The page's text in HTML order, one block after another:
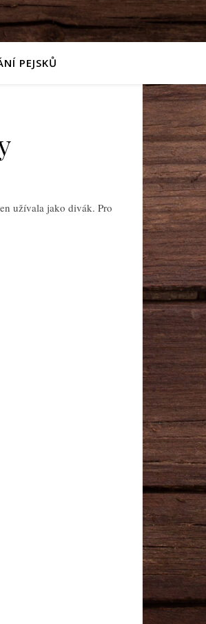
PEJSKŮ
užívala jako divák. Pro